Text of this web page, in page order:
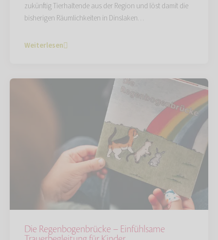
zukünftig Tierhaltende aus der Region und löst damit die
bisherigen Räumlichkeiten in Dinslaken…
Weiterlesen
Die Regenbogenbrücke – Einfühlsame